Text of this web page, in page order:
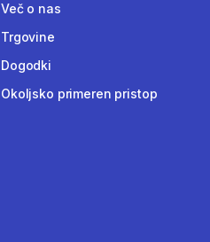
Več o nas
Trgovine
Dogodki
Okoljsko primeren pristop